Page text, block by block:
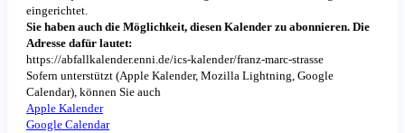
eingerichtet.
Sie haben auch die Möglichkeit, diesen Kalender zu abonnieren. Die
Adresse dafür lautet:
https://abfallkalender.enni.de/ics-kalender/franz-marc-strasse
Sofern unterstützt (Apple Kalender, Mozilla Lightning, Google
Calendar), können Sie auch
Apple Kalender
Google Calendar